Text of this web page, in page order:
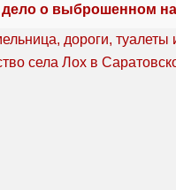
о выброшенном